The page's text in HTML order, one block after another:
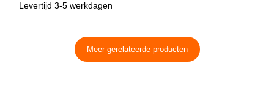
Levertijd 3-5 werkdagen
Meer gerelateerde producten